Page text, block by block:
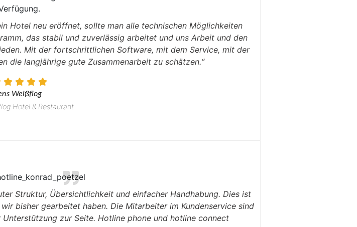
Hotel neu eröffnet, sollte man alle technischen Möglichkeiten
das stabil und zuverlässig arbeitet und uns Arbeit und den
Mit der fortschrittlichen Software, mit dem Service, mit der
die langjährige gute Zusammenarbeit zu schätzen.“
Weißflog
Hotel & Restaurant
Struktur, Übersichtlichkeit und einfacher Handhabung. Dies ist
bisher gearbeitet haben. Die Mitarbeiter im Kundenservice sind
zur Seite. Hotline phone und hotline connect